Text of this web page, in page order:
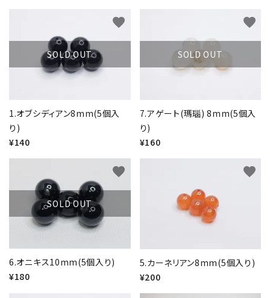
SOLD OUT
1.オブシディアン8mm(5個入
り)
¥140
favorite
SOLD OUT
7.アゲート(瑪瑙) 8mm(5個入
り)
¥160
favorite
SOLD OUT
6.オニキス10mm(5個入り)
¥180
favorite
5.カーネリアン8mm(5個入り)
¥200
favorite